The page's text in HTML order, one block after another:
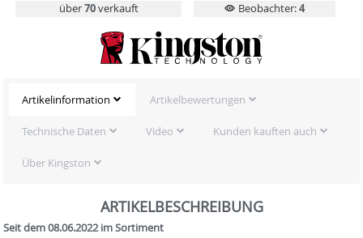
über70verkauft Beobachter:4
Artikelinformation Artikelbewertungen
Technische Daten Video Kunden kauften auch
Über Kingston
ARTIKELBESCHREIBUNG
Seit dem 08.06.2022 im Sortiment